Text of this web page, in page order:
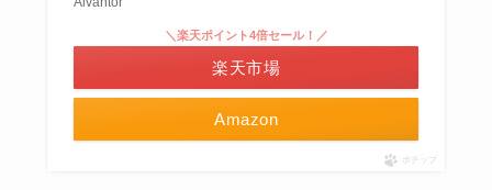
Amazon
＼楽天ポイント4倍セール！／
楽天市場
ポチップ